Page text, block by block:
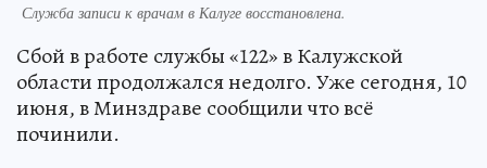
Служба записи к врачам в Калуге восстановлена.
Сбой в работе службы «122» в Калужской
области продолжался недолго. Уже сегодня, 10
июня, в Минздраве сообщили что всё
починили.